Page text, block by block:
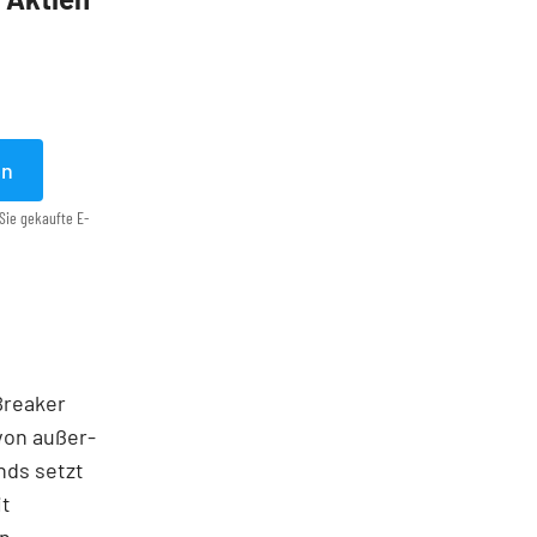
gekaufte E-
außer­
setzt